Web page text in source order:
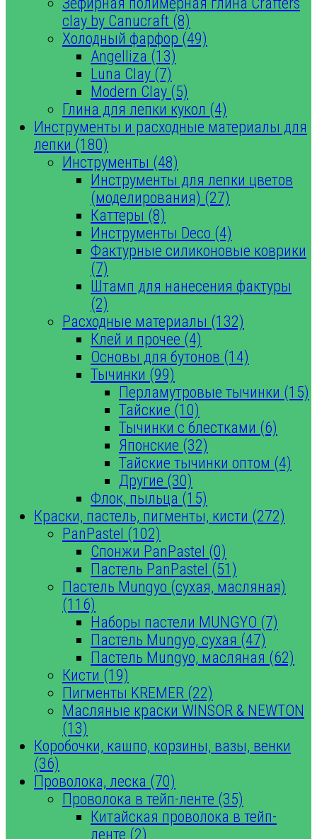
clay by Canucraft (8)
Холодный фарфор (49)
Angelliza (13)
Luna Clay (7)
Modern Clay (5)
Глина для лепки кукол (4)
Инструменты и расходные материалы для
лепки (180)
Инструменты (48)
Инструменты для лепки цветов
(моделирования) (27)
Каттеры (8)
Инструменты Deco (4)
Фактурные силиконовые коврики
(7)
Штамп для нанесения фактуры
(2)
Расходные материалы (132)
Клей и прочее (4)
Основы для бутонов (14)
Тычинки (99)
Перламутровые тычинки (15)
Тайские (10)
Тычинки с блестками (6)
Японские (32)
Тайские тычинки оптом (4)
Другие (30)
Флок, пыльца (15)
Краски, пастель, пигменты, кисти (272)
PanPastel (102)
Спонжи PanPastel (0)
Пастель PanPastel (51)
Пастель Mungyo (сухая, масляная)
(116)
Наборы пастели MUNGYO (7)
Пастель Mungyo, сухая (47)
Пастель Mungyo, масляная (62)
Кисти (19)
Пигменты KREMER (22)
Масляные краски WINSOR & NEWTON
(13)
Коробочки, кашпо, корзины, вазы, венки
(36)
Проволока, леска (70)
Проволока в тейп-ленте (35)
Китайская проволока в тейп-
ленте (2)